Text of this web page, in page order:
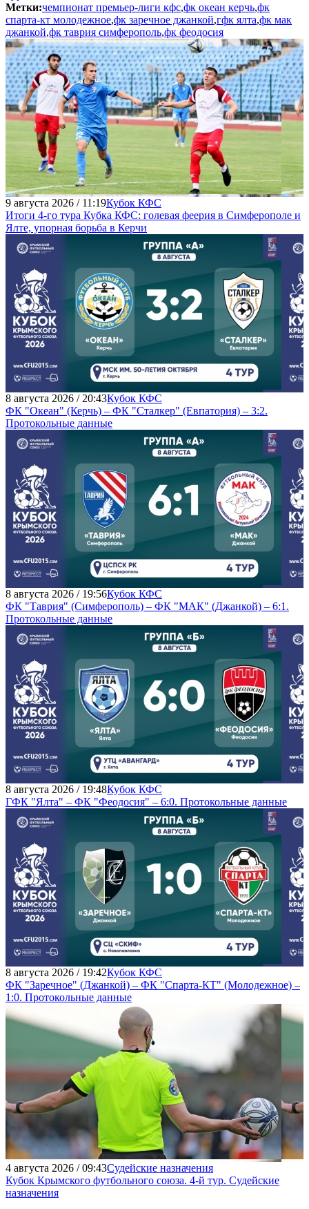
Метки:чемпионат премьер-лиги кфс,фк океан керчь,фк
спарта-кт молодежное,фк заречное джанкой,гфк ялта,фк мак
джанкой,фк таврия симферополь,фк феодосия
9 августа 2026 / 11:19Кубок КФС
Итоги 4-го тура Кубка КФС: голевая феерия в Симферополе и
Ялте, упорная борьба в Керчи
8 августа 2026 / 20:43Кубок КФС
ФК "Океан" (Керчь) – ФК "Сталкер" (Евпатория) – 3:2.
Протокольные данные
8 августа 2026 / 19:56Кубок КФС
ФК "Таврия" (Симферополь) – ФК "МАК" (Джанкой) – 6:1.
Протокольные данные
8 августа 2026 / 19:48Кубок КФС
ГФК "Ялта" – ФК "Феодосия" – 6:0. Протокольные данные
8 августа 2026 / 19:42Кубок КФС
ФК "Заречное" (Джанкой) – ФК "Спарта-КТ" (Молодежное) –
1:0. Протокольные данные
4 августа 2026 / 09:43Судейские назначения
Кубок Крымского футбольного союза. 4-й тур. Судейские
назначения